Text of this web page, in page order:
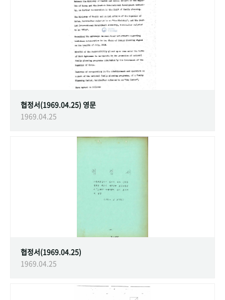
협정서(1969.04.25) 영문
1969.04.25
협정서(1969.04.25)
1969.04.25